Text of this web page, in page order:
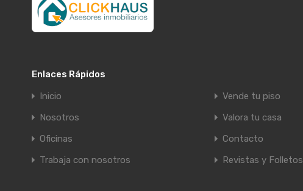
Enlaces Rápidos
Inicio
Vende tu piso
Nosotros
Valora tu casa
Oficinas
Contacto
Trabaja con nosotros
Revistas y Folletos